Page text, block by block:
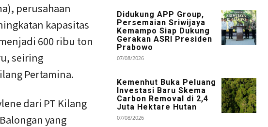
perusahaan
kapasitas
600 ribu ton
seiring
Pertamina.
dari PT Kilang
yang
Didukung APP Group,
Persemaian Sriwijaya
Kemampo Siap Dukung
Gerakan ASRI Presiden
Prabowo
07/08/2026
Kemenhut Buka Peluang
Investasi Baru Skema
Carbon Removal di 2,4
Juta Hektare Hutan
07/08/2026